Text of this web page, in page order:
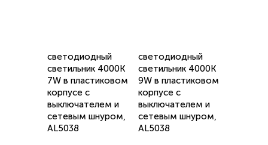
светодиодный
светильник 4000K
7W в пластиковом
корпусе с
выключателем и
сетевым шнуром,
AL5038
светодиодный
светильник 4000K
9W в пластиковом
корпусе с
выключателем и
сетевым шнуром,
AL5038